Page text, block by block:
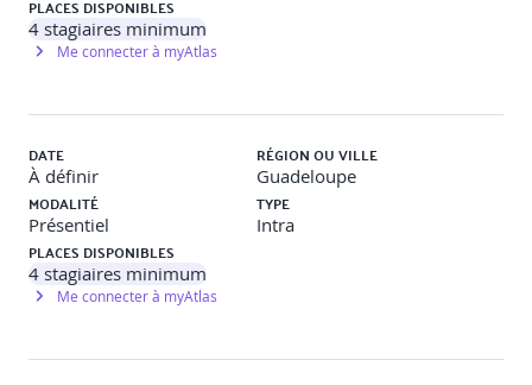
PLACES DISPONIBLES
4 stagiaires minimum
Me connecter à myAtlas
DATE
À définir
RÉGION OU VILLE
Guadeloupe
MODALITÉ
Présentiel
TYPE
Intra
PLACES DISPONIBLES
4 stagiaires minimum
Me connecter à myAtlas